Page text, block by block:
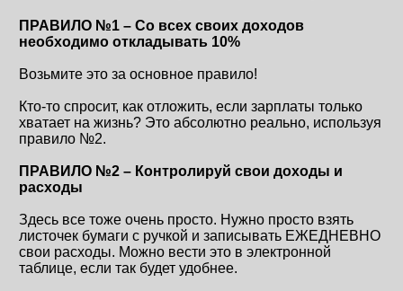
ПРАВИЛО №1 – Со всех своих доходов
необходимо откладывать 10%
Возьмите это за основное правило!
Кто-то спросит, как отложить, если зарплаты только
хватает на жизнь? Это абсолютно реально, используя
правило №2.
ПРАВИЛО №2 – Контролируй свои доходы и
расходы
Здесь все тоже очень просто. Нужно просто взять
листочек бумаги с ручкой и записывать ЕЖЕДНЕВНО
свои расходы. Можно вести это в электронной
таблице, если так будет удобнее.